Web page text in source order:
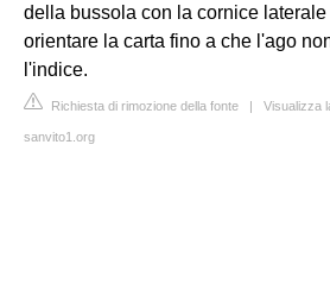
della bussola con la cornice
orientare la carta fino a che l'ago
l'indice.
Richiesta di rimozione della fonte | Visualizza
sanvito1.org